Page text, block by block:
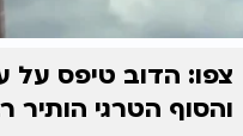
צפו: הדוב טיפס
והסוף הטרגי הותיר